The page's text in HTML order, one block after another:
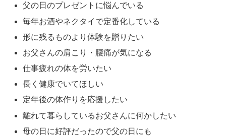
父の日のプレゼントに悩んでいる
毎年お酒やネクタイで定番化している
形に残るものより体験を贈りたい
お父さんの肩こり・腰痛が気になる
仕事疲れの体を労いたい
長く健康でいてほしい
定年後の体作りを応援したい
離れて暮らしているお父さんに何かしたい
母の日に好評だったので父の日にも